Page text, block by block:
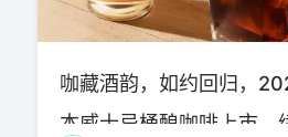
咖藏酒韵，如约回归，
本威士忌桶酿咖啡上市，